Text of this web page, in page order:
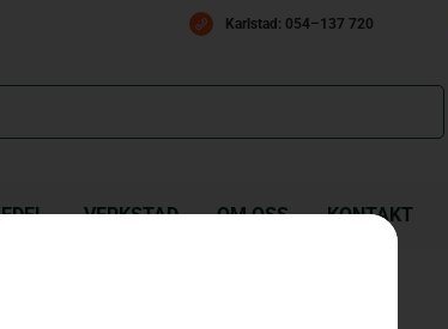
Karlstad: 054–137 720
VERKSTAD OM OSS KONTAKT